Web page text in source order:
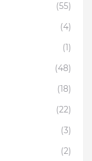
(55)
(4)
(1)
(48)
(18)
(22)
(3)
(2)